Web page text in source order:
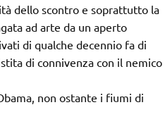
dello scontro e soprattutto la
ad arte da un aperto
di qualche decennio fa di
di connivenza con il nemico
non ostante i fiumi di